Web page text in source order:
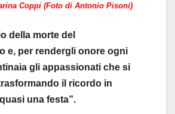
Coppi (Foto di Antonio Pisoni)
della morte del
e, per rendergli onore ogni
gli appassionati che si
il ricordo in
una festa”.